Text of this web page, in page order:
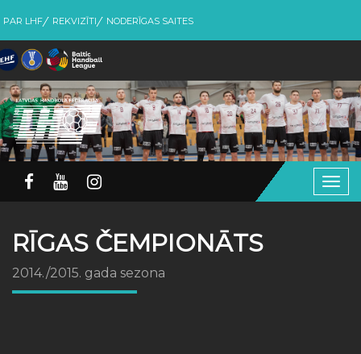
PAR LHF REKVIZĪTI NODERĪGAS SAITES
RĪGAS ČEMPIONĀTS
2014./2015. gada sezona